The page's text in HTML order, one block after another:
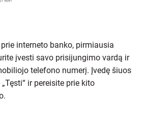
interneto banko, pirmiausia
įvesti savo prisijungimo vardą ir
telefono numerį. Įvedę šiuos
ir pereisite prie kito